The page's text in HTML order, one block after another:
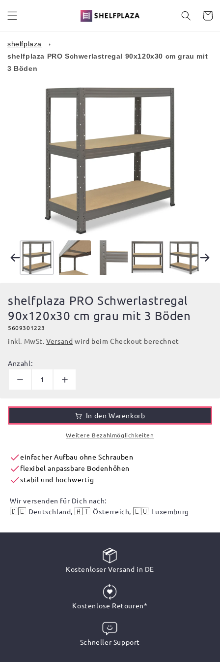
zum
Inhalt
shelfplaza
shelfplaza PRO Schwerlastregal 90x120x30 cm grau mit
3 Böden
shelfplaza PRO Schwerlastregal
90x120x30 cm grau mit 3 Böden
5609301223
inkl. MwSt.Versand wird beim Checkout berechnet
Anzahl:
In den Warenkorb
Weitere Bezahlmöglichkeiten
einfacher Aufbau ohne Schrauben
flexibelanpassbare Bodenhöhen
stabil und hochwertig
Wir versenden für Dich nach:
🇩🇪 Deutschland, 🇦🇹Österreich, 🇱🇺 Luxemburg
Kostenloser Versand in DE
Kostenlose Retouren*
Schneller Support